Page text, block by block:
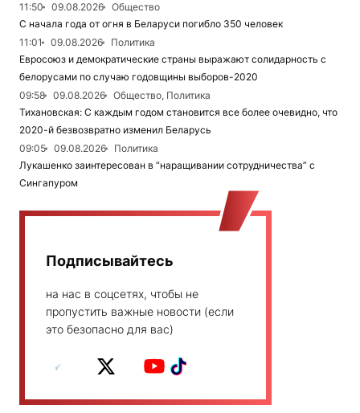
11:50 09.08.2026
Общество
С начала года от огня в Беларуси погибло 350 человек
11:01
09.08.2026
Политика
Евросоюз и демократические страны выражают солидарность с
белорусами по случаю годовщины выборов-2020
09:58
09.08.2026
Общество, Политика
Тихановская: С каждым годом становится все более очевидно, что
2020-й безвозвратно изменил Беларусь
09:05
09.08.2026
Политика
Лукашенко заинтересован в “наращивании сотрудничества” с
Сингапуром
Подписывайтесь
на нас в соцсетях, чтобы не
пропустить важные новости (если
это безопасно для вас)